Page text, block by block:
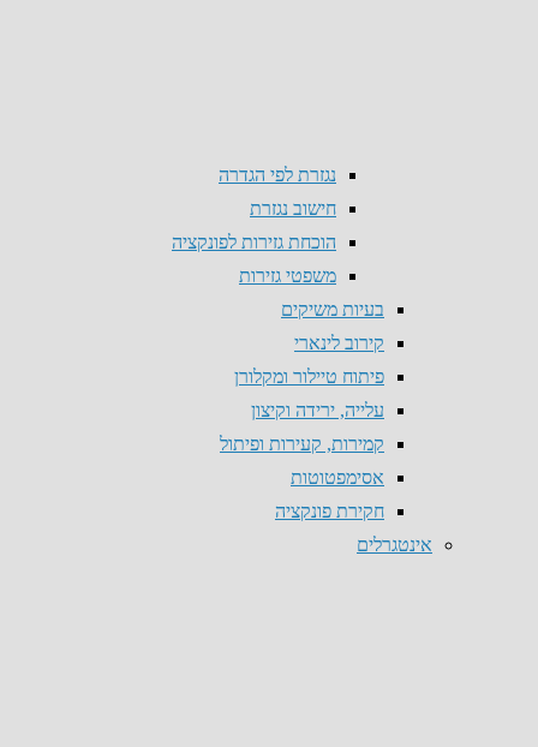
נגזרת לפי הגדרה
חישוב נגזרת
הוכחת גזירות לפונקציה
משפטי גזירות
בעיות משיקים
קירוב לינארי
פיתוח טיילור ומקלורן
עלייה, ירידה וקיצון
קמירות, קעירות ופיתול
אסימפטוטות
חקירת פונקציה
אינטגרלים